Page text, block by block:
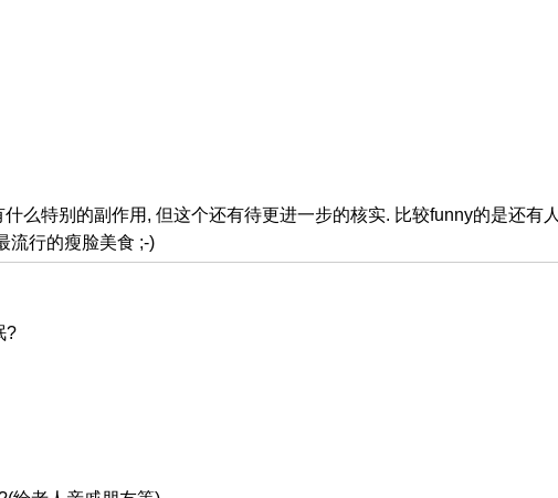
么特别的副作用, 但这个还有待更进一步的核实. 比较funny的是还有人
流行的瘦脸美食 ;-)
?